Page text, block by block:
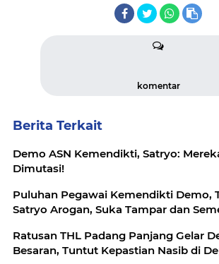
komentar
Berita Terkait
Demo ASN Kemendikti, Satryo:
Dimutasi!
Puluhan Pegawai Kemendikti Demo,
Satryo Arogan, Suka Tampar dan
Ratusan THL Padang Panjang Gelar
Besaran, Tuntut Kepastian Nasib di